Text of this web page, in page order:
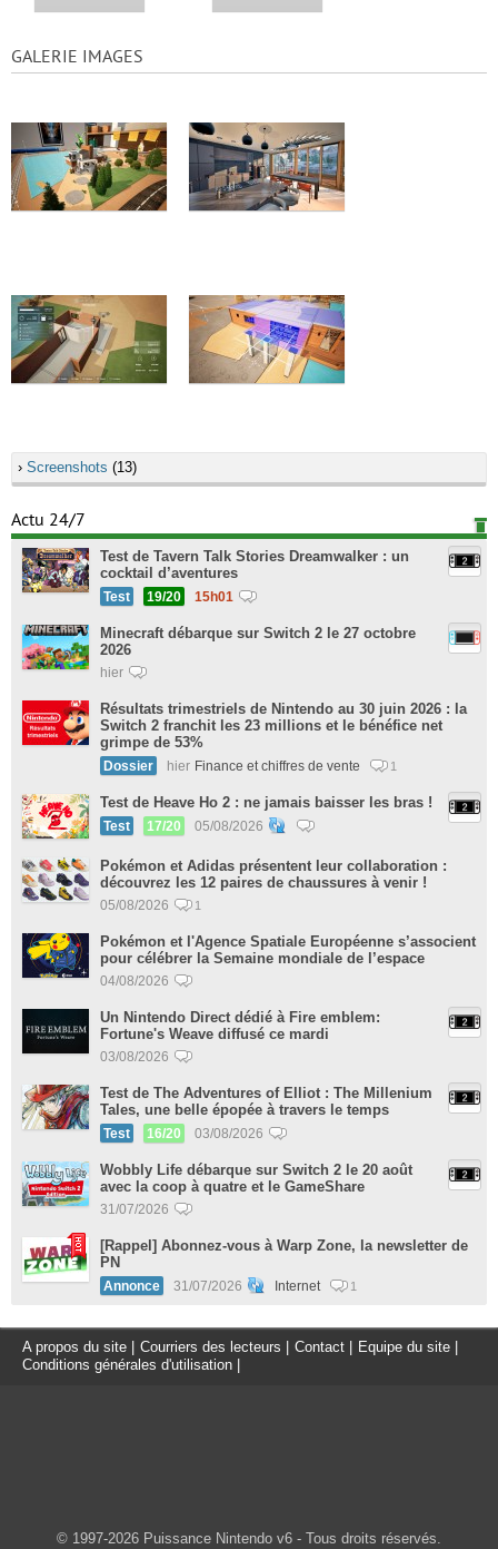
GALERIE IMAGES
› Screenshots (13)
Actu 24/7
Test de Tavern Talk Stories Dreamwalker : un
cocktail d’aventures
Test 19/20 15h01
Minecraft débarque sur Switch 2 le 27 octobre
2026
hier
Résultats trimestriels de Nintendo au 30 juin 2026 : la
Switch 2 franchit les 23 millions et le bénéfice net
grimpe de 53%
Dossier hier Finance et chiffres de vente 1
Test de Heave Ho 2 : ne jamais baisser les bras !
Test 17/20 05/08/2026
Pokémon et Adidas présentent leur collaboration :
découvrez les 12 paires de chaussures à venir !
05/08/2026 1
Pokémon et l'Agence Spatiale Européenne s’associent
pour célébrer la Semaine mondiale de l’espace
04/08/2026
Un Nintendo Direct dédié à Fire emblem:
Fortune's Weave diffusé ce mardi
03/08/2026
Test de The Adventures of Elliot : The Millenium
Tales, une belle épopée à travers le temps
Test 16/20 03/08/2026
Wobbly Life débarque sur Switch 2 le 20 août
avec la coop à quatre et le GameShare
31/07/2026
[Rappel] Abonnez-vous à Warp Zone, la newsletter de
PN
Annonce 31/07/2026 Internet 1
A propos du site Courriers des lecteurs Contact Equipe du site
Conditions générales d'utilisation
© 1997-2026 Puissance Nintendo v6 - Tous droits réservés.